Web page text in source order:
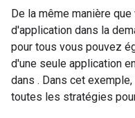
De la même manière
d'application dans la
pour tous vous pouvez
d'une seule application
dans . Dans cet
toutes les stratégies